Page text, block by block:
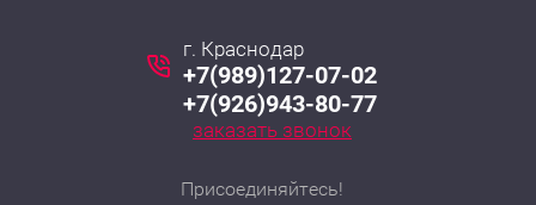
г. Краснодар
+7(989)127-07-02
+7(926)943-80-77
заказать звонок
Присоединяйтесь!